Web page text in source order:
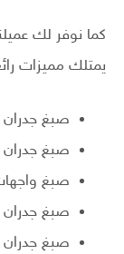
كما نوفر لك
يمتلك مميزات
صبغ جدران
صبغ جدران
صبغ
صبغ جدران
صبغ جدران